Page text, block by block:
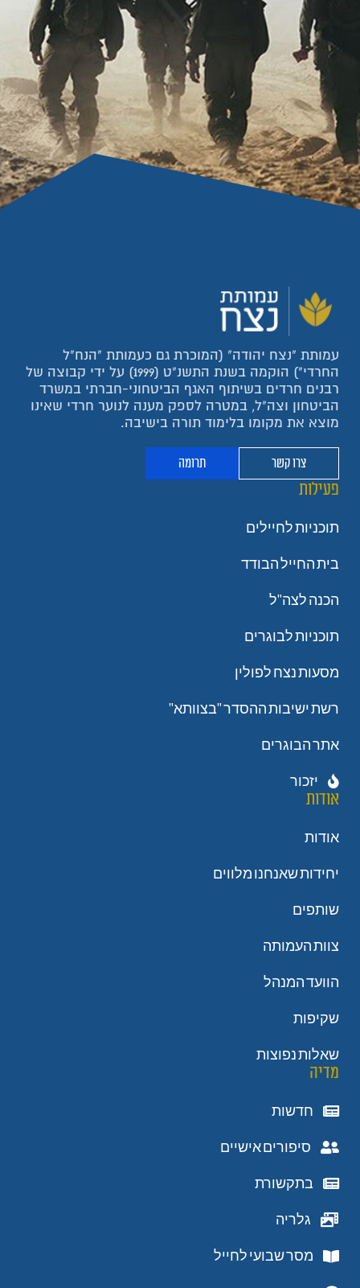
עמותת "נצח יהודה" (המוכרת גם כעמותת "הנח"ל
החרדי") הוקמה בשנת התשנ"ט (1999) על ידי קבוצה של
רבנים חרדים בשיתוף האגף הביטחוני-חברתי במשרד
הביטחון וצה"ל, במטרה לספק מענה לנוער חרדי שאינו
מוצא את מקומו בלימוד תורה בישיבה.
צרו קשר תרומה
פעילות
תוכניות לחיילים
בית החייל הבודד
הכנה לצה"ל
תוכניות לבוגרים
מסעות נצח לפולין
רשת ישיבות ההסדר "בצוותא"
אתר הבוגרים
יזכור
אודות
אודות
יחידות שאנחנו מלווים
שותפים
צוות העמותה
הוועד המנהל
שקיפות
שאלות נפוצות
מדיה
חדשות
סיפורים אישיים
בתקשורת
גלריה
מסר שבועי לחייל